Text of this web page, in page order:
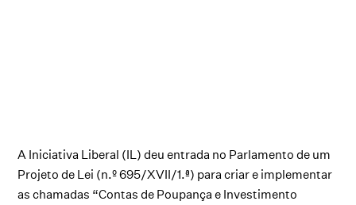
A Iniciativa Liberal (IL) deu entrada no Parlamento de um
Projeto de Lei (n.º 695/XVII/1.ª) para criar e implementar
as chamadas “Contas de Poupança e Investimento